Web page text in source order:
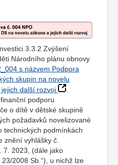
3.3.2 Zvýšení
Národního plánu obnovy
s názvem Podpora
skupin na novelu
další rozvoj
podporu
o dítě v dětské skupině
požadavků novelizované
technických podmínkách
znění vyhlášky č.
7. 2023, (dále jako
23/2008 Sb.“), u nichž lze